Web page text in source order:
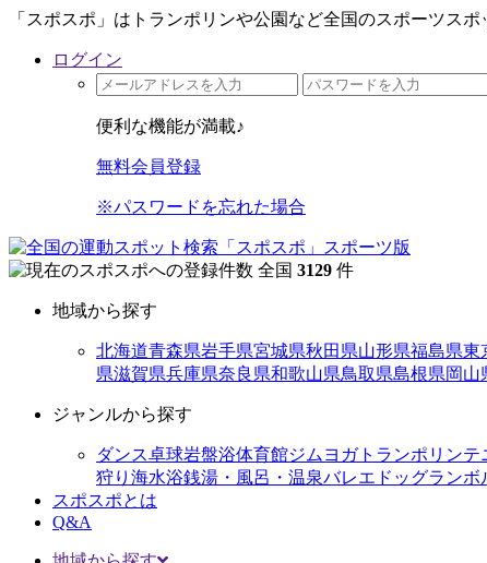
「スポスポ」はトランポリンや公園など全国のスポーツス
ログイン
便利な機能が満載♪
無料会員登録
※パスワードを忘れた場合
全国 3129 件
地域から探す
北海道青森県岩手県宮城県秋田県山形県福島県東
県滋賀県兵庫県奈良県和歌山県鳥取県島根県岡山
ジャンルから探す
ダンス卓球岩盤浴体育館ジム ヨガトランポリンテ
狩り 海水浴銭湯・風呂・温泉バレエ ドッグランボ
スポスポとは
Q&A